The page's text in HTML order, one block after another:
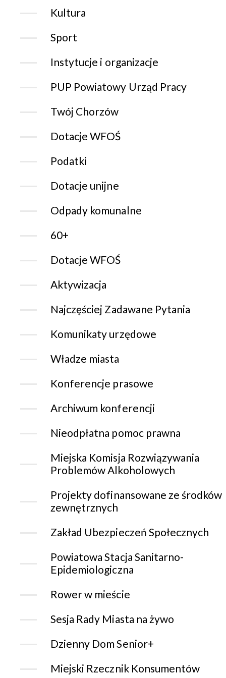
Kultura
Sport
Instytucje i organizacje
PUP Powiatowy Urząd Pracy
Twój Chorzów
Dotacje WFOŚ
Podatki
Dotacje unijne
Odpady komunalne
60+
Dotacje WFOŚ
Aktywizacja
Najczęściej Zadawane Pytania
Komunikaty urzędowe
Władze miasta
Konferencje prasowe
Archiwum konferencji
Nieodpłatna pomoc prawna
Miejska Komisja Rozwiązywania
Problemów Alkoholowych
Projekty dofinansowane ze środków
zewnętrznych
Zakład Ubezpieczeń Społecznych
Powiatowa Stacja Sanitarno-
Epidemiologiczna
Rower w mieście
Sesja Rady Miasta na żywo
Dzienny Dom Senior+
Miejski Rzecznik Konsumentów